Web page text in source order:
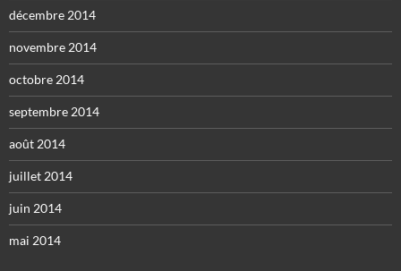
décembre 2014
novembre 2014
octobre 2014
septembre 2014
août 2014
juillet 2014
juin 2014
mai 2014